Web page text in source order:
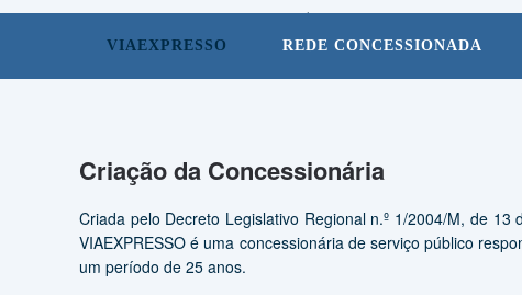
VIAEXPRESSO REDE CONCESSIONADA
Criação da Concessionária
Criada pelo Decreto Legislativo Regional n.º 1/2004/M, de
VIAEXPRESSO é uma concessionária de serviço público
um período de 25 anos.